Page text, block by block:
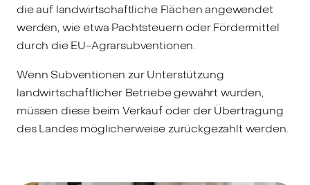
die auf landwirtschaftliche Flächen angewendet
werden, wie etwa Pachtsteuern oder Fördermittel
durch die EU-Agrarsubventionen.
Wenn Subventionen zur Unterstützung
landwirtschaftlicher Betriebe gewährt wurden,
müssen diese beim Verkauf oder der Übertragung
des Landes möglicherweise zurückgezahlt werden.